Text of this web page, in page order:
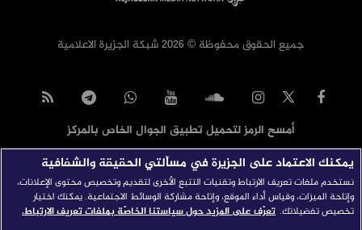
جميع الحقوق محفوظة © 2026 شبكة الجزيرة الاعلامية
أمسح الرمز لتحميل تطبيق الجوال الخاص بالمركز
يمكنك الاعتماد على الجزيرة في مسألتي الحقيقة والشفافية
نستخدم ملفات تعريف الارتباط وتقنيات التتبع الأخرى لتقديم وتخصيص محتوى الإعلانات،
وإتاحة الميزات، وقياس أداء الموقع، وإتاحة مشاركة الوسائط الاجتماعية. يمكنك اختيار
تخصيص تفضيلاتك. تعرّف على المزيد حول سياستنا الخاصّة بملفات تعريف الارتباط.